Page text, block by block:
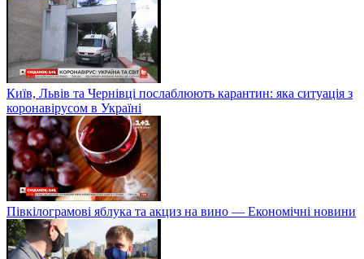
Київ, Львів та Чернівці послаблюють карантин: яка ситуація з
коронавірусом в Україні
Півкілограмові яблука та акциз на вино — Економічні новини